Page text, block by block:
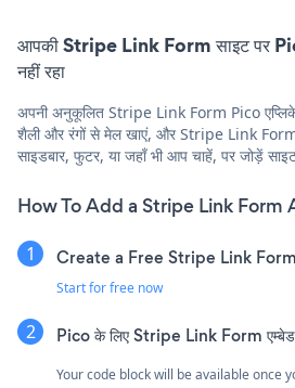
आपकी Stripe Link Form साइट पर
नहीं रहा
अपनी अनुकूलित Stripe Link Form Pico
शैली और रंगों से मेल खाएं, और Stripe Link
साइडबार, फुटर, या जहाँ भी आप चाहें, पर जोड़ें
How To Add a Stripe Link Form
Create a Free Stripe Link
Start for free now
Pico के लिए Stripe Link Form एम्बेड
Your code block will be available once